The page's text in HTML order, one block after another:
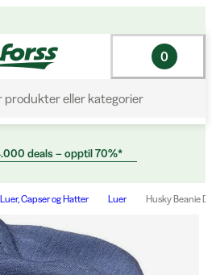
produkter eller kategorier
0
deals – opptil 70%*
Luer, Capser og Hatter Luer Husky Beanie